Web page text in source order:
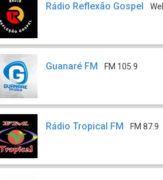
Rádio Reflexão Gospel
Guanaré FM FM 105.9
Rádio Tropical FM FM 87.9